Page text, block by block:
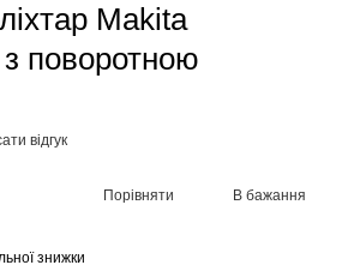
Makita
поворотною
відгук
Порівняти В бажання
знижки